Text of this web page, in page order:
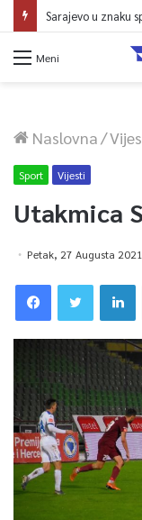
Meni
Naslovna/
Sport Vijesti
Utakmica
Petak, 27 Augusta